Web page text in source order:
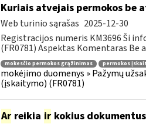
Kuriais atvejais permokos be
Web turinio sąrašas 2025-12-30
Registracijos numeris KM3696 Ši
(FR0781) Aspektas Komentaras Be
mokesčio permokos grąžinimas permokos
mokėjimo duomenys » Pažymų
(įskaitymo) (FR0781)
Arreikia irkokius